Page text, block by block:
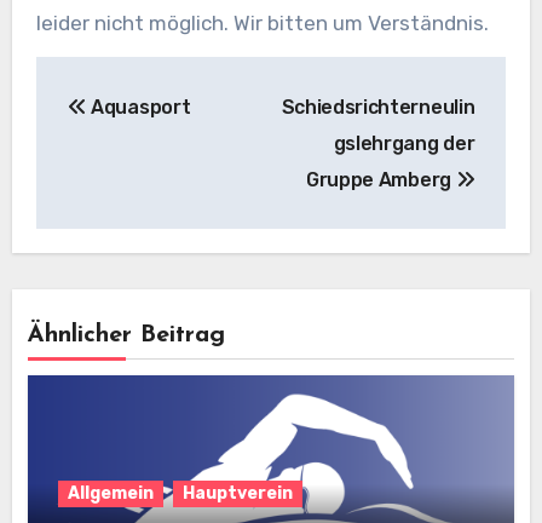
leider nicht möglich. Wir bitten um Verständnis.
Aquasport
Schiedsrichterneulin
gslehrgang der
Gruppe Amberg
Ähnlicher Beitrag
Allgemein Hauptverein